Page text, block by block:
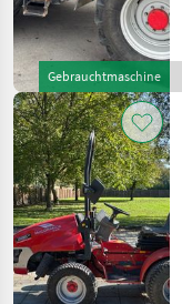
Gebrauchtmaschine